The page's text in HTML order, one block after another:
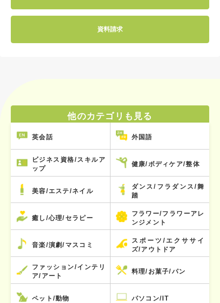
資料請求
他のカテゴリも見る
英会話 外国語
ビジネス資格/スキルア
ップ
健康/ボディケア/整体
美容/エステ/ネイル
ダンス/フラダンス/舞
踏
癒し/心理/セラピー
フラワー/フラワーアレ
ンジメント
音楽/演劇/マスコミ
スポーツ/エクササイ
ズ/アウトドア
ファッション/インテリ
ア/アート
料理/お菓子/パン
ペット/動物 パソコン/IT